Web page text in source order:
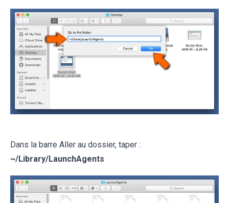
Dans la barre Aller au dossier, taper :
~/Library/LaunchAgents